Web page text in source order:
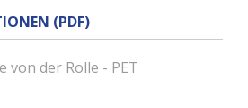
(PDF)
von der Rolle - PET